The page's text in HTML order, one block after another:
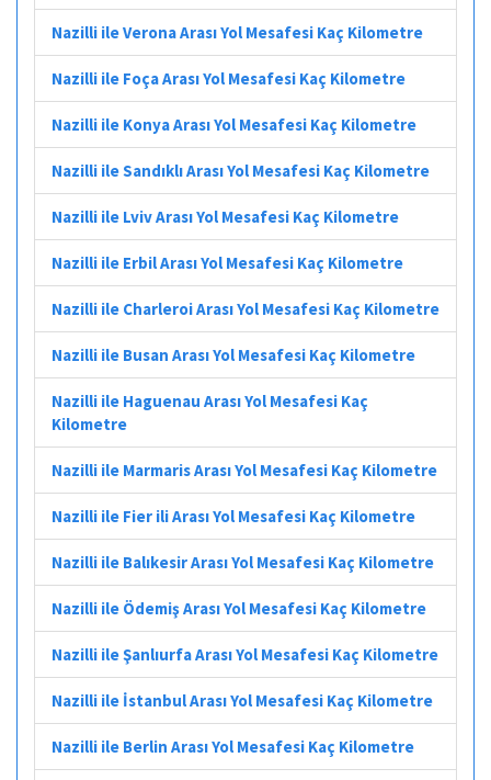
Nazilli ile Verona Arası Yol Mesafesi Kaç Kilometre
Nazilli ile Foça Arası Yol Mesafesi Kaç Kilometre
Nazilli ile Konya Arası Yol Mesafesi Kaç Kilometre
Nazilli ile Sandıklı Arası Yol Mesafesi Kaç Kilometre
Nazilli ile Lviv Arası Yol Mesafesi Kaç Kilometre
Nazilli ile Erbil Arası Yol Mesafesi Kaç Kilometre
Nazilli ile Charleroi Arası Yol Mesafesi Kaç Kilometre
Nazilli ile Busan Arası Yol Mesafesi Kaç Kilometre
Nazilli ile Haguenau Arası Yol Mesafesi Kaç
Kilometre
Nazilli ile Marmaris Arası Yol Mesafesi Kaç Kilometre
Nazilli ile Fier ili Arası Yol Mesafesi Kaç Kilometre
Nazilli ile Balıkesir Arası Yol Mesafesi Kaç Kilometre
Nazilli ile Ödemiş Arası Yol Mesafesi Kaç Kilometre
Nazilli ile Şanlıurfa Arası Yol Mesafesi Kaç Kilometre
Nazilli ile İstanbul Arası Yol Mesafesi Kaç Kilometre
Nazilli ile Berlin Arası Yol Mesafesi Kaç Kilometre